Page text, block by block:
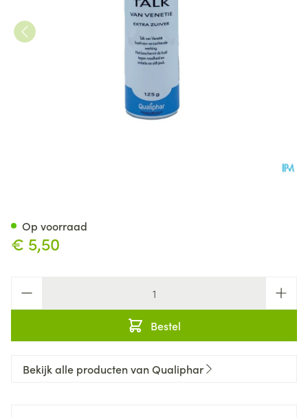
€ 5,50
Bestel
Op voorraad
Bekijk alle producten van Qualiphar